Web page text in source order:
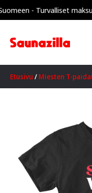
- Turvalliset maksut14
Etusivu / Miesten T-